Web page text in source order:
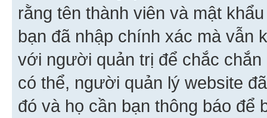
rằng tên thành viên và mật
bạn đã nhập chính xác mà vẫn
với người quản trị để chắc
có thể, người quản lý website
đó và họ cần bạn thông báo để